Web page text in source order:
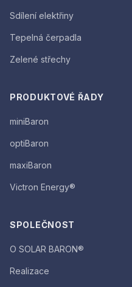
Sdílení elektřiny
Tepelná čerpadla
Zelené střechy
PRODUKTOVÉ ŘADY
miniBaron
optiBaron
maxiBaron
Victron Energy®
SPOLEČNOST
O SOLAR BARON®
Realizace